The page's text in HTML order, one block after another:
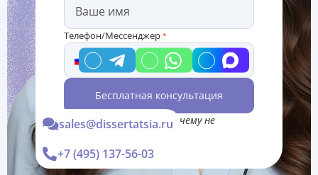
Телефон/Мессенджер *
Бесплатная консультация
*Консультация Вас ни к чему не
sales@dissertatsia.ru
+7 (495) 137-56-03